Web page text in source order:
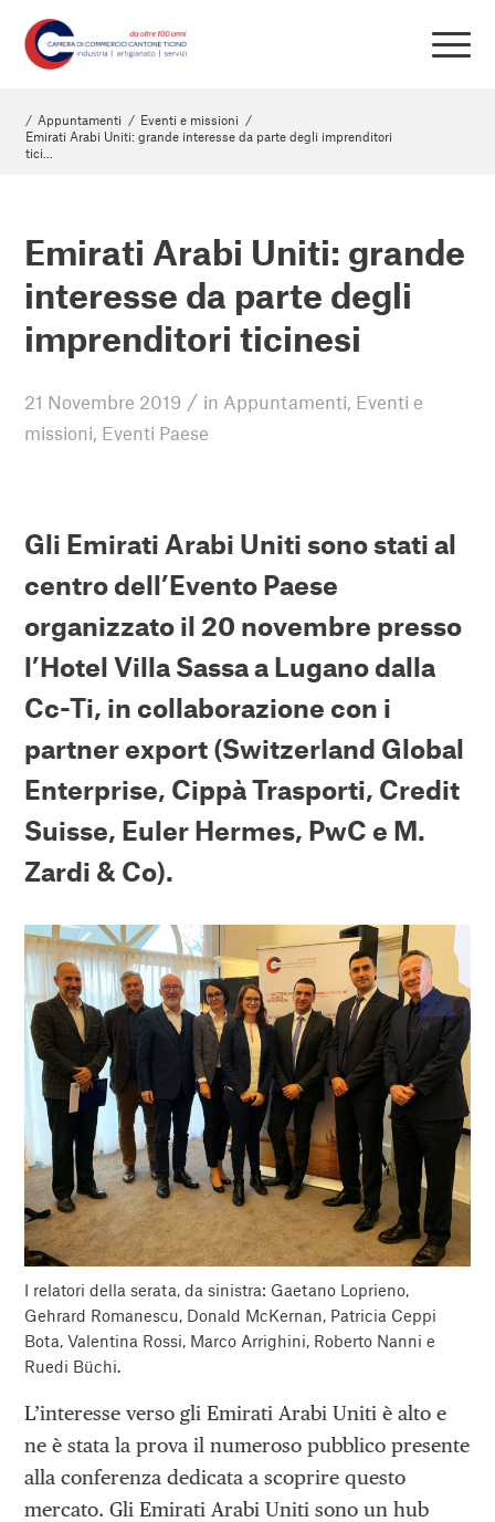
/ Appuntamenti / Eventi e missioni /
Emirati Arabi Uniti: grande interesse da parte degli imprenditori
tici...
Emirati Arabi Uniti: grande
interesse da parte degli
imprenditori ticinesi
21 Novembre 2019 / in Appuntamenti, Eventi e
missioni, Eventi Paese
Gli Emirati Arabi Uniti sono stati al
centro dell’Evento Paese
organizzato il 20 novembre presso
l’Hotel Villa Sassa a Lugano dalla
Cc-Ti, in collaborazione con i
partner export (Switzerland Global
Enterprise, Cippà Trasporti, Credit
Suisse, Euler Hermes, PwC e M.
Zardi & Co).
I relatori della serata, da sinistra: Gaetano Loprieno,
Gehrard Romanescu, Donald McKernan, Patricia Ceppi
Bota, Valentina Rossi, Marco Arrighini, Roberto Nanni e
Ruedi Büchi.
L’interesse verso gli Emirati Arabi Uniti è alto e
ne è stata la prova il numeroso pubblico presente
alla conferenza dedicata a scoprire questo
mercato. Gli Emirati Arabi Uniti sono un hub